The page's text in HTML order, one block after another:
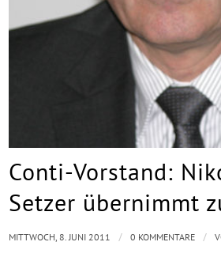
Conti-Vorstand:
Setzer übernimmt
MITTWOCH, 8. JUNI 2011 / 0 KOMMENTARE /